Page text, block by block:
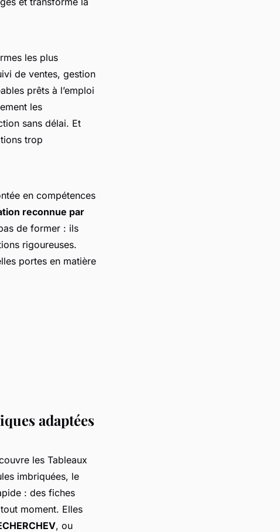
les plus
de ventes, gestion
prêts à l’emploi
les
sans délai. Et
trop
en compétences
reconnue par
de former : ils
rigoureuses.
portes en matière
adaptées
les Tableaux
imbriquées, le
: des fiches
moment. Elles
, ou